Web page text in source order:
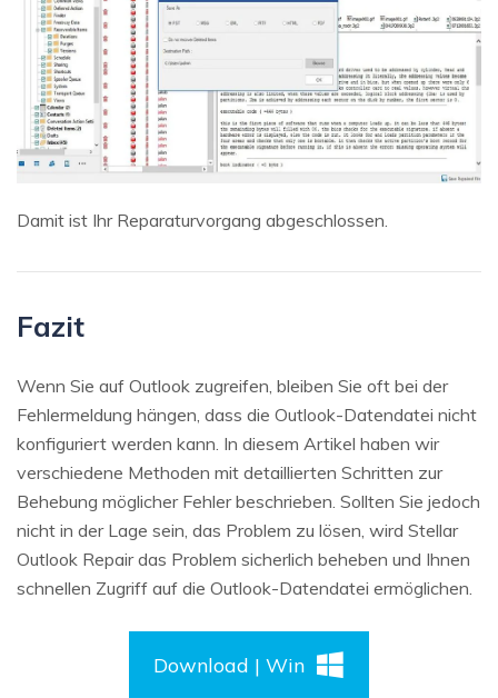
Damit ist Ihr Reparaturvorgang abgeschlossen.
Fazit
Wenn Sie auf Outlook zugreifen, bleiben Sie oft bei der
Fehlermeldung hängen, dass die Outlook-Datendatei nicht
konfiguriert werden kann. In diesem Artikel haben wir
verschiedene Methoden mit detaillierten Schritten zur
Behebung möglicher Fehler beschrieben. Sollten Sie jedoch
nicht in der Lage sein, das Problem zu lösen, wird Stellar
Outlook Repair das Problem sicherlich beheben und Ihnen
schnellen Zugriff auf die Outlook-Datendatei ermöglichen.
Download | Win